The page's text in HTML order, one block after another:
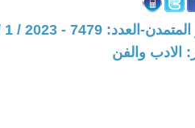
العدد: 7479 - 2023 / 1 / 1 - 00:35
الادب والفن